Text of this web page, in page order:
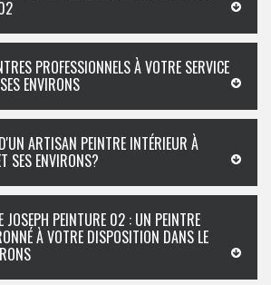
PROFESSIONNELS À VOTRE SERVICE
ENVIRONS
ARTISAN PEINTRE INTÉRIEUR À
SES ENVIRONS?
JOSEPH PEINTURE 02 : UN PEINTRE
À VOTRE DISPOSITION DANS LE